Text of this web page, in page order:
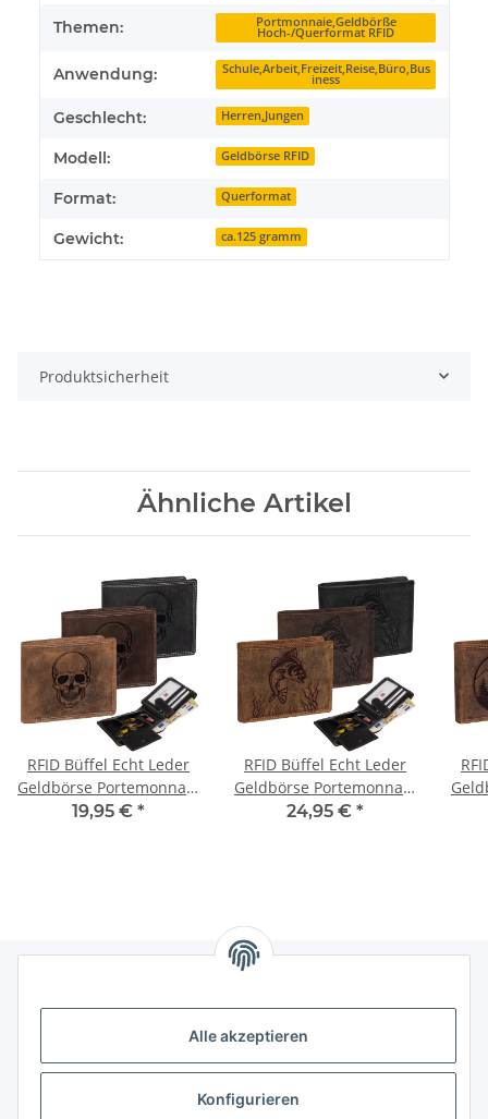
Alle akzeptieren
Konfigurieren
Themen: Portmonnaie,Geldbörße
Hoch-/Querformat RFID
Anwendung: Schule,Arbeit,Freizeit,Reise,Büro,Bus
iness
Geschlecht: Herren,Jungen
Modell: Geldbörse RFID
Format: Querformat
Gewicht: ca.125 gramm
Produktsicherheit
Ähnliche Artikel
RFID Büffel Echt Leder
Geldbörse Portemonnaie
Herren mit geprägtem
19,95 € *
RFID Büffel Echt Leder
Geldbörse Portemonnaie
Herren mit geprägtem
24,95 € *
Gesetzliche Informationen